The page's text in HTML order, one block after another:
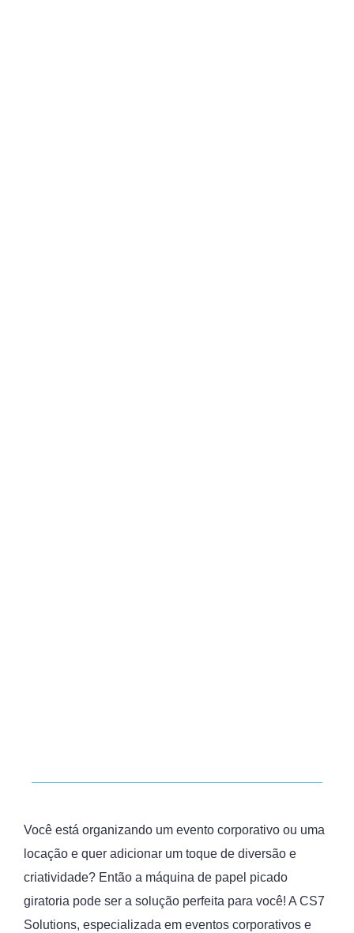
Você está organizando um evento corporativo ou uma
locação e quer adicionar um toque de diversão e
criatividade? Então a máquina de papel picado
giratoria pode ser a solução perfeita para você! A CS7
Solutions, especializada em eventos corporativos e